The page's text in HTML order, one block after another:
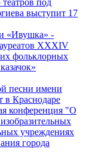
выступит 17
«Ивушка» -
XXXIV
фольклорных
песни имени
в Краснодаре
конференция "О
учреждениях
города